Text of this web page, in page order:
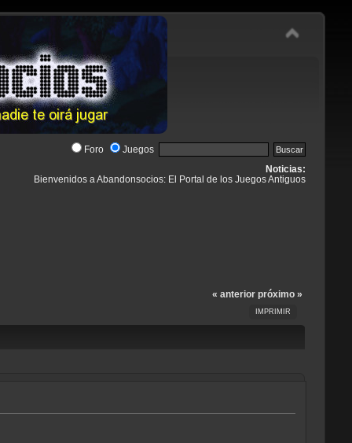
Foro Juegos
Noticias:
Bienvenidos a Abandonsocios: El Portal de los Juegos Antiguos
« anterior próximo »
IMPRIMIR